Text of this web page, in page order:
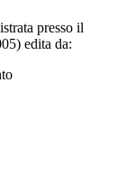
presso il
edita da: